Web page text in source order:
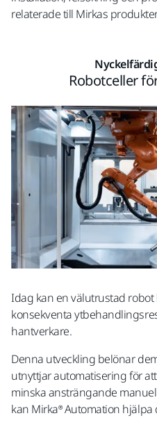
relaterade till Mirkas
Robotceller
Idag kan en välutrustad
konsekventa
hantverkare.
Denna utveckling belönar
utnyttjar automatisering för
minska ansträngande
kan Mirka® Automation hjälpa